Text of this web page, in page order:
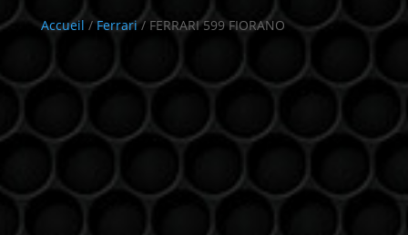
Accueil / Ferrari/ FERRARI 599 FIORANO